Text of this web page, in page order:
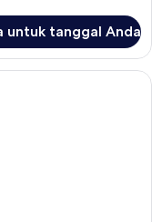
untuk tanggal Anda
brankas, meja kerja,